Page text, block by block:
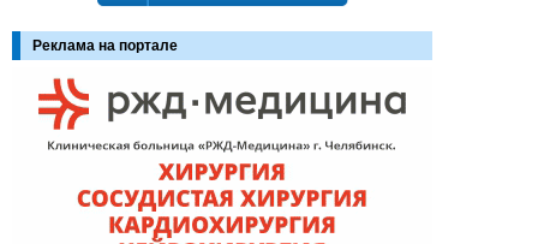
Реклама на портале